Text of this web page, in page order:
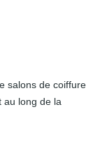
salons de coiffure
au long de la